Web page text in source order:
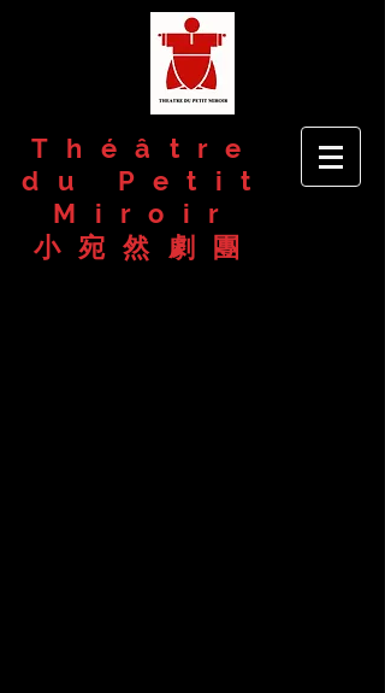
Théâtre
du Petit
Miroir
​小宛然劇團